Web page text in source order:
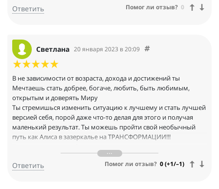
Ответить Помог ли отзыв? 0
Светлана 20 января 2023 в 20:09
В не зависимости от возраста, дохода и достижений ты
Мечтаешь стать добрее, богаче, любить, быть любимым,
открытым и доверять Миру
Ты стремишься изменить ситуацию к лучшему и стать лучшей
версией себя, порой даже что-то делая для этого и получая
маленький результат. Ты можешь пройти свой необычный
путь как Алиса в зазеркалье на ТРАНСФОРМАЦИИ!!!
к я его ПРОШЛА)))!!!
У тебя есть возможность по-настоящему ПЕРЕРОДИТЬСЯ
Ответить Помог ли отзыв? 0 (+1/–1)